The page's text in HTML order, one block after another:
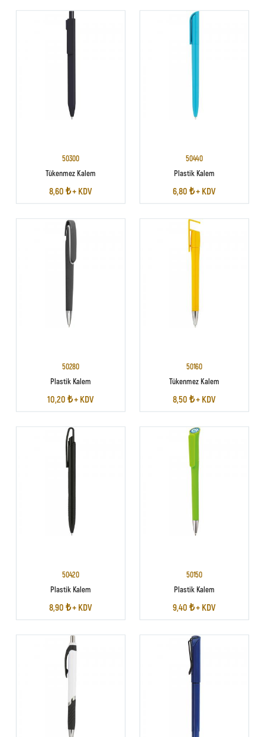
50300
Tükenmez Kalem
8,60 ₺ + KDV
50440
Plastik Kalem
6,80 ₺ + KDV
50280
Plastik Kalem
10,20 ₺ + KDV
50160
Tükenmez Kalem
8,50 ₺ + KDV
50420
Plastik Kalem
8,90 ₺ + KDV
50150
Plastik Kalem
9,40 ₺ + KDV